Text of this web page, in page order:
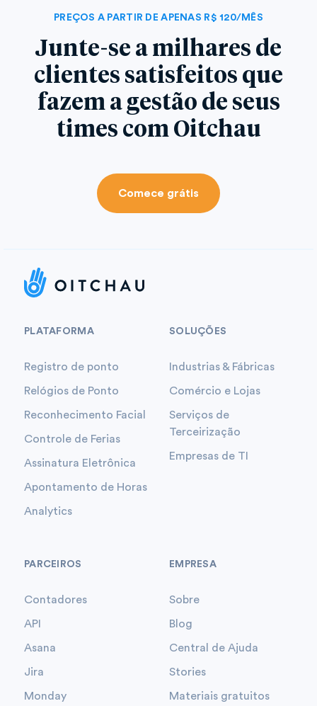
PREÇOS A PARTIR DE APENAS R$ 120/MÊS
Junte-se a milhares de
clientes satisfeitos que
fazem a gestão de seus
times com Oitchau
Comece grátis
PLATAFORMA
Registro de ponto
Relógios de Ponto
Reconhecimento Facial
Controle de Ferias
Assinatura Eletrônica
Apontamento de Horas
Analytics
SOLUÇÕES
Industrias & Fábricas
Comércio e Lojas
Serviços de
Terceirização
Empresas de TI
PARCEIROS
Contadores
API
Asana
Jira
Monday
EMPRESA
Sobre
Blog
Central de Ajuda
Stories
Materiais gratuitos